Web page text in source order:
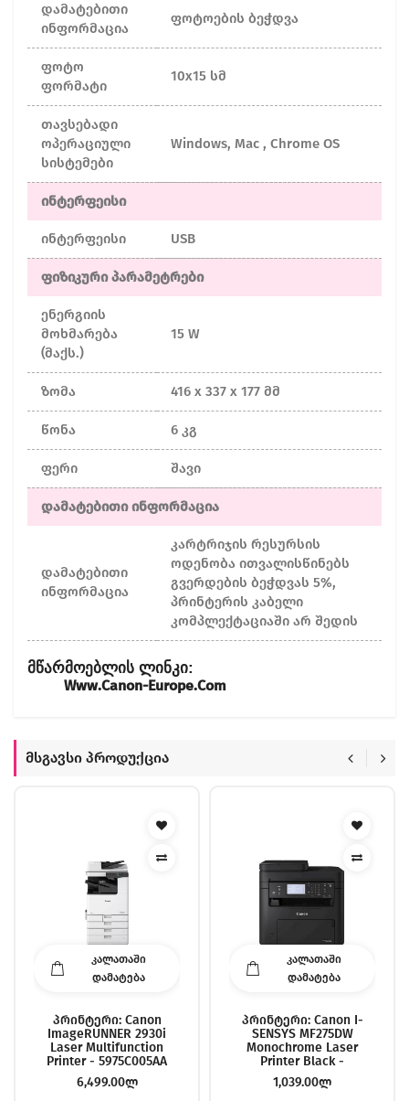
დამატებითი
ინფორმაცია
ფოტოების ბეჭდვა
ფოტო
ფორმატი
10x15 სმ
თავსებადი
ოპერაციული
სისტემები
Windows, Mac , Chrome OS
ინტერფეისი
ინტერფეისი USB
ფიზიკური პარამეტრები
ენერგიის
მოხმარება
(მაქს.)
15 W
ზომა 416 x 337 x 177 მმ
წონა 6 კგ
ფერი შავი
დამატებითი ინფორმაცია
დამატებითი
ინფორმაცია
კარტრიჯის რესურსის
ოდენობა ითვალისწინებს
გვერდების ბეჭდვას 5%,
პრინტერის კაბელი
კომპლექტაციაში არ შედის
Მწარმოებლის Ლინკი:
Www.canon-Europe.com
Მსგავსი Პროდუქცია
ᲙᲐᲚᲐᲗᲐᲨᲘ
ᲓᲐᲛᲐᲢᲔᲑᲐ
Პრინტერი: Canon
ImageRUNNER 2930i
Laser Multifunction
Printer - 5975C005AA
6,499.00ლ
ᲙᲐᲚᲐᲗᲐᲨᲘ
ᲓᲐᲛᲐᲢᲔᲑᲐ
Პრინტერი: Canon I-
SENSYS MF275DW
Monochrome Laser
Printer Black -
5621C001AA
1,039.00ლ